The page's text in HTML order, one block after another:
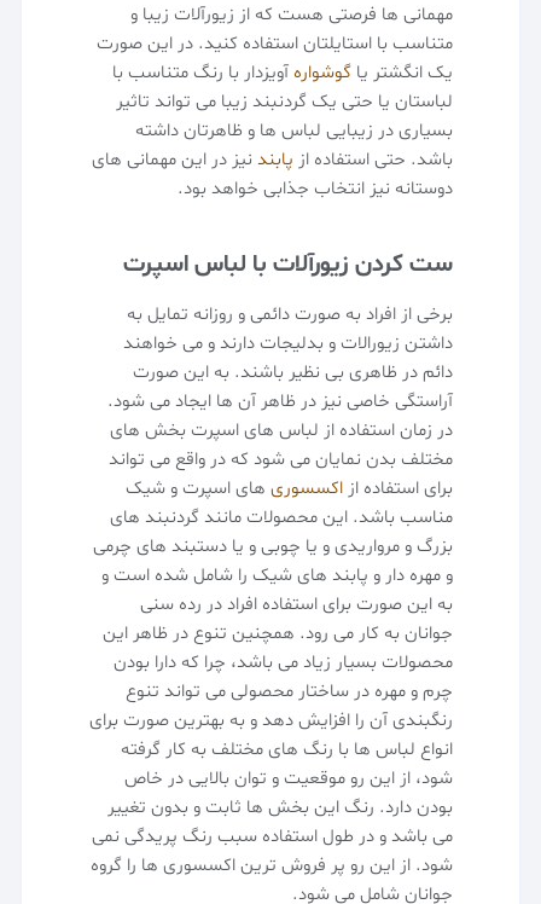
مهمانی ها فرصتی هست که از زیورآلات زیبا و
متناسب با استایلتان استفاده کنید. در این صورت
یک انگشتر یاگوشواره آویزدار با رنگ متناسب با
لباستان یا حتی یک گردنبند زیبا می تواند تاثیر
بسیاری در زیبایی لباس ها و ظاهرتان داشته
باشد. حتی استفاده از پابند نیز در این مهمانی های
دوستانه نیز انتخاب جذابی خواهد بود.
ست کردن زیورآلات با لباس اسپرت
برخی از افراد به صورت دائمی و روزانه تمایل به
داشتن زیورالات و بدلیجات دارند و می خواهند
دائم در ظاهری بی نظیر باشند. به این صورت
آراستگی خاصی نیز در ظاهر آن ها ایجاد می شود.
در زمان استفاده از لباس های اسپرت بخش های
مختلف بدن نمایان می شود که در واقع می تواند
برای استفاده ازاکسسوری های اسپرت و شیک
مناسب باشد. این محصولات مانند گردنبند های
بزرگ و مرواریدی و یا چوبی و یا دستبند های چرمی
و مهره دار و پابند های شیک را شامل شده است و
به این صورت برای استفاده افراد در رده سنی
جوانان به کار می رود. همچنین تنوع در ظاهر این
محصولات بسیار زیاد می باشد، چرا که دارا بودن
چرم و مهره در ساختار محصولی می تواند تنوع
رنگبندی آن را افزایش دهد و به بهترین صورت برای
انواع لباس ها با رنگ های مختلف به کار گرفته
شود، از این رو موقعیت و توان بالایی در خاص
بودن دارد. رنگ این بخش ها ثابت و بدون تغییر
می باشد و در طول استفاده سبب رنگ پریدگی نمی
شود. از این رو پر فروش ترین اکسسوری ها را گروه
جوانان شامل می شود.